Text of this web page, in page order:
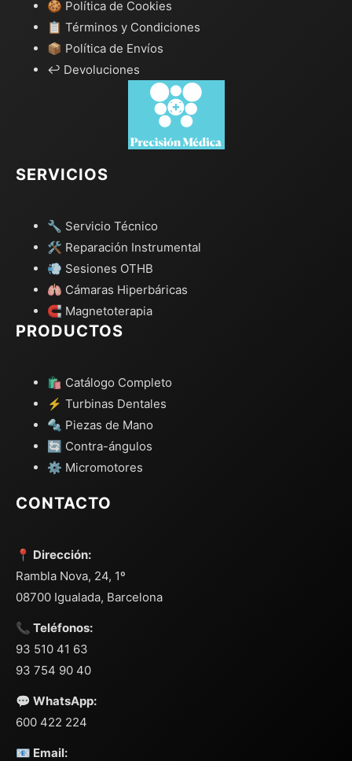
🍪 Política de Cookies
📋 Términos y Condiciones
📦 Política de Envíos
↩️ Devoluciones
SERVICIOS
🔧 Servicio Técnico
🛠️ Reparación Instrumental
💨 Sesiones OTHB
🫁 Cámaras Hiperbáricas
🧲 Magnetoterapia
PRODUCTOS
🛍️ Catálogo Completo
⚡ Turbinas Dentales
🔩 Piezas de Mano
🔄 Contra-ángulos
⚙️ Micromotores
CONTACTO
📍 Dirección:
Rambla Nova, 24, 1º
08700 Igualada, Barcelona
📞 Teléfonos:
93 510 41 63
93 754 90 40
💬 WhatsApp:
600 422 224
📧 Email: